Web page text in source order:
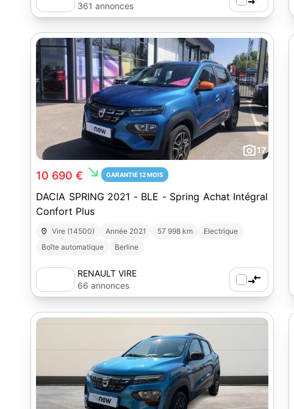
361 annonces
17
10 690 € south_east GARANTIE 12 MOIS
DACIA SPRING 2021 - BLE - Spring Achat Intégral
Confort Plus
Vire (14500) Année 2021 57 998 km
Electrique
Boîte automatique
Berline
RENAULT VIRE
66 annonces